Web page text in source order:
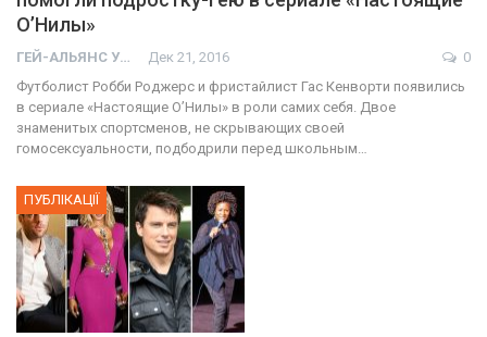
О’Нилы»
ГЕЙ-АЛЬЯНС УКРАИНА Дек 21, 2016
0
Футболист Робби Роджерс и фристайлист Гас Кенворти появились
в сериале «Настоящие О’Нилы» в роли самих себя. Двое
знаменитых спортсменов, не скрывающих своей
гомосексуальности, подбодрили перед школьным…
ПУБЛІКАЦІЇ